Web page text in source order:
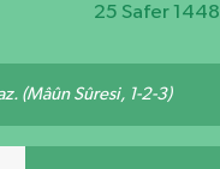
25 Safer 1448
(Mâûn Sûresi, 1-2-3)